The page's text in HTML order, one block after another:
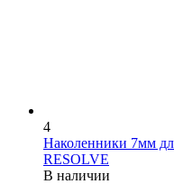
4
Наколенники 7мм
RESOLVE
В наличии